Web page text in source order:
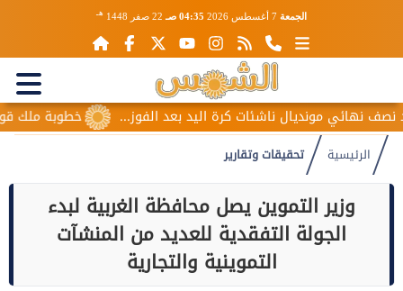
الجمعة 04:35 صـ 22 صفر 1448 هـ
خطوبة ملك قورة ويوسف ناشئات كرة اليد بعد الفوز...
الرئيسية تحقيقات وتقارير
وزير التموين يصل محافظة الغربية لبدء
الجولة التفقدية للعديد من المنشآت
التموينية والتجارية